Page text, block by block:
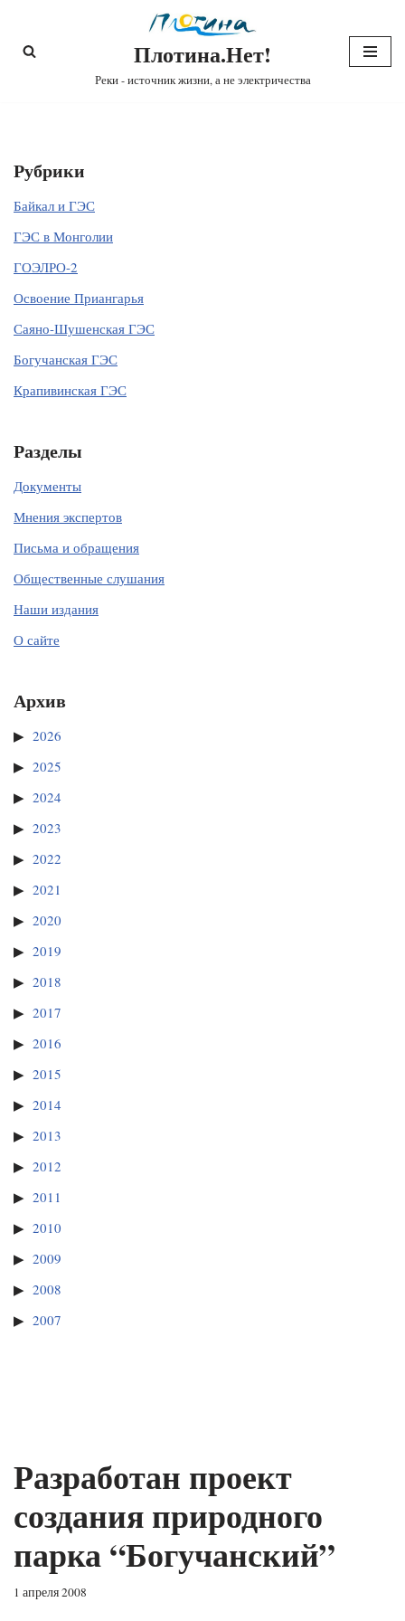
Перейти
Плотина.Нет!
Реки - источник жизни, а не электричества
Рубрики
Байкал и ГЭС
ГЭС в Монголии
ГОЭЛРО-2
Освоение Приангарья
Саяно-Шушенская ГЭС
Богучанская ГЭС
Крапивинская ГЭС
Разделы
Документы
Мнения экспертов
Письма и обращения
Общественные слушания
Наши издания
О сайте
Архив
2026
2025
2024
2023
2022
2021
2020
2019
2018
2017
2016
2015
2014
2013
2012
2011
2010
2009
2008
2007
Разработан проект
создания природного
парка “Богучанский”
1 апреля 2008